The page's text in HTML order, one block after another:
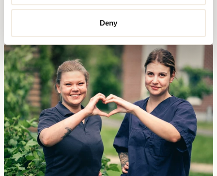
Deny
trädgård där alla som vill kan använda sig av redskapen.